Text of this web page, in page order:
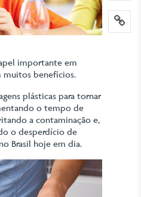
importante em
muitos benefícios.
plásticas para tornar
o tempo de
a contaminação e,
o desperdício de
Brasil hoje em dia.